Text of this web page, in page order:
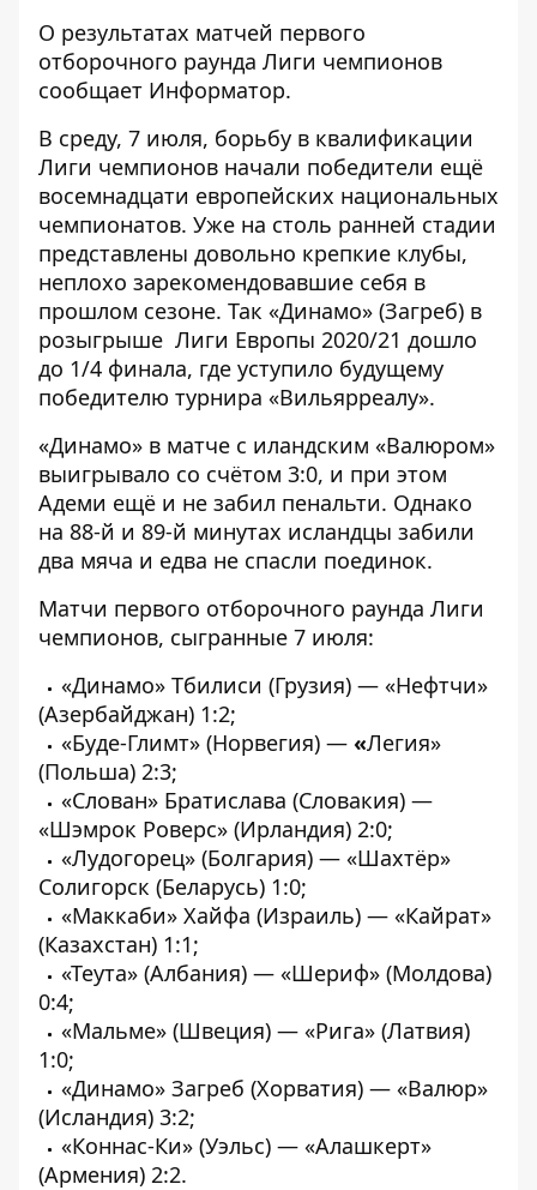
О результатах матчей первого
отборочного раунда Лиги чемпионов
сообщает Информатор.
В среду, 7 июля, борьбу в квалификации
Лиги чемпионов начали победители ещё
восемнадцати европейских национальных
чемпионатов. Уже на столь ранней стадии
представлены довольно крепкие клубы,
неплохо зарекомендовавшие себя в
прошлом сезоне. Так «Динамо» (Загреб) в
розыгрыше Лиги Европы 2020/21 дошло
до 1/4 финала, где уступило будущему
победителю турнира «Вильярреалу».
«Динамо» в матче с иландским «Валюром»
выигрывало со счётом 3:0, и при этом
Адеми ещё и не забил пенальти. Однако
на 88-й и 89-й минутах исландцы забили
два мяча и едва не спасли поединок.
Матчи первого отборочного раунда Лиги
чемпионов, сыгранные 7 июля:
«Динамо» Тбилиси (Грузия) — «Нефтчи»
(Азербайджан) 1:2;
«Буде-Глимт» (Норвегия) — «Легия»
(Польша) 2:3;
«Слован» Братислава (Словакия) —
«Шэмрок Роверс» (Ирландия) 2:0;
«Лудогорец» (Болгария) — «Шахтёр»
Солигорск (Беларусь) 1:0;
«Маккаби» Хайфа (Израиль) — «Кайрат»
(Казахстан) 1:1;
«Теута» (Албания) — «Шериф» (Молдова)
0:4;
«Мальме» (Швеция) — «Рига» (Латвия)
1:0;
«Динамо» Загреб (Хорватия) — «Валюр»
(Исландия) 3:2;
«Коннас-Ки» (Уэльс) — «Алашкерт»
(Армения) 2:2.